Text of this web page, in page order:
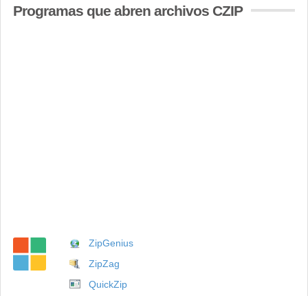
Programas que abren archivos CZIP
ZipGenius
ZipZag
QuickZip